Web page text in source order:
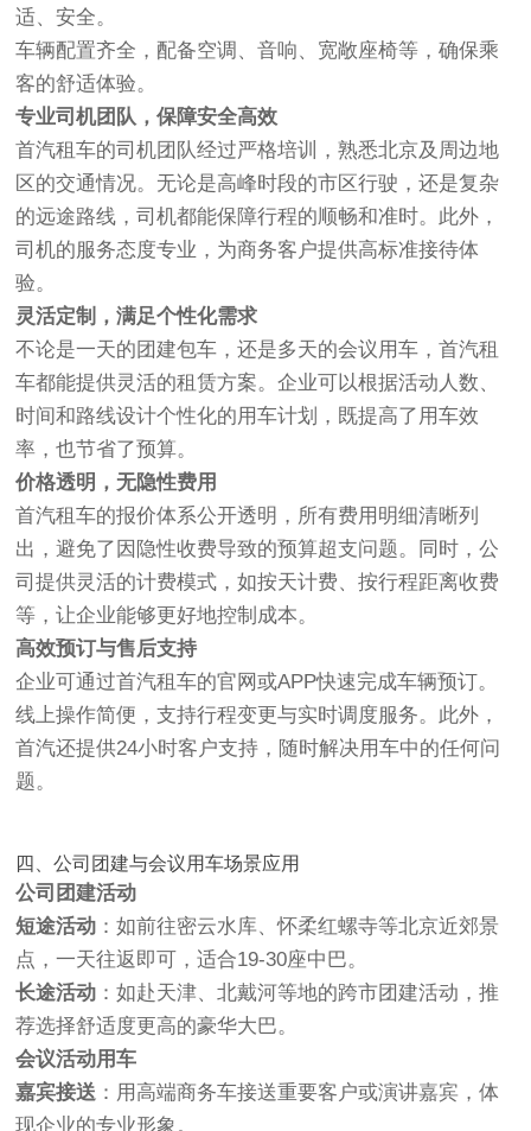
适、安全。
车辆配置齐全，配备空调、音响、宽敞座椅等，确保乘
客的舒适体验。
专业司机团队，保障安全高效
首汽租车的司机团队经过严格培训，熟悉北京及周边地
区的交通情况。无论是高峰时段的市区行驶，还是复杂
的远途路线，司机都能保障行程的顺畅和准时。此外，
司机的服务态度专业，为商务客户提供高标准接待体
验。
灵活定制，满足个性化需求
不论是一天的团建包车，还是多天的会议用车，首汽租
车都能提供灵活的租赁方案。企业可以根据活动人数、
时间和路线设计个性化的用车计划，既提高了用车效
率，也节省了预算。
价格透明，无隐性费用
首汽租车的报价体系公开透明，所有费用明细清晰列
出，避免了因隐性收费导致的预算超支问题。同时，公
司提供灵活的计费模式，如按天计费、按行程距离收费
等，让企业能够更好地控制成本。
高效预订与售后支持
企业可通过首汽租车的官网或APP快速完成车辆预订。
线上操作简便，支持行程变更与实时调度服务。此外，
首汽还提供24小时客户支持，随时解决用车中的任何问
题。
四、公司团建与会议用车场景应用
公司团建活动
短途活动 ：如前往密云水库、怀柔红螺寺等北京近郊景
点，一天往返即可，适合19-30座中巴。
长途活动 ：如赴天津、北戴河等地的跨市团建活动，推
荐选择舒适度更高的豪华大巴。
会议活动用车
嘉宾接送 ：用高端商务车接送重要客户或演讲嘉宾，体
现企业的专业形象。